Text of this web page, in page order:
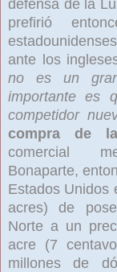
defensa de la
prefirió
ante los
no es un
importante es
competidor
compra de
comercial
Bonaparte,
Estados Unidos
acres) de
Norte a un
acre (7
millones de